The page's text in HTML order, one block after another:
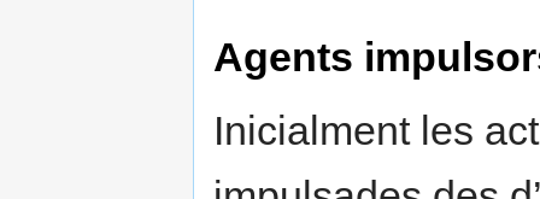
Agents
Inicialment les